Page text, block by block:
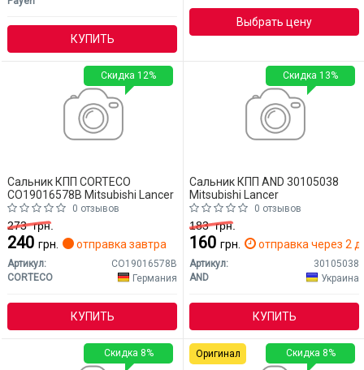
КУПИТЬ
Выбрать цену
Сальник КПП CORTECO
CO19016578B Mitsubishi Lancer
0 отзывов
273грн.
240 грн. отправка завтра
Артикул:
CO19016578B
CORTECO
Германия
КУПИТЬ
Скидка 12%
Сальник КПП AND 30105038
Mitsubishi Lancer
0 отзывов
183грн.
160 грн. отправка через 2
Артикул:
30105038
AND
Украина
КУПИТЬ
Скидка 13%
Скидка 8% Скидка 8%
Оригинал